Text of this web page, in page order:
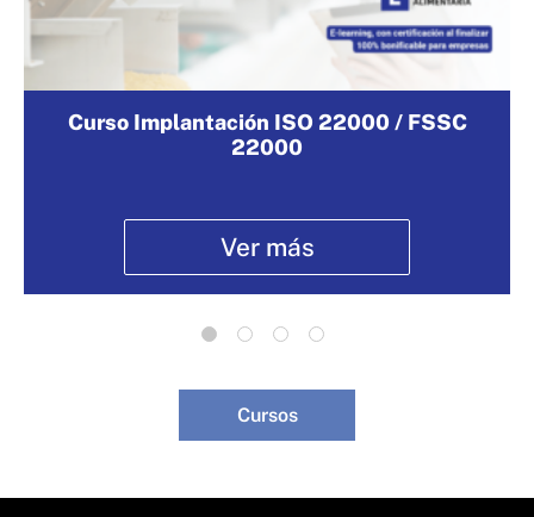
Curso Implantación ISO 22000 / FSSC
22000
Ver más
Cursos